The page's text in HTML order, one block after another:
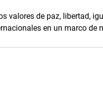
valores de paz, libertad,
en un marco de